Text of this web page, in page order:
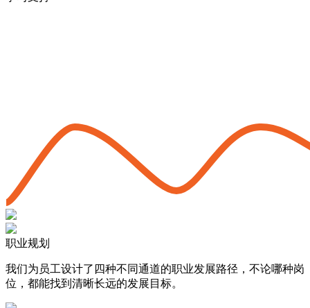
职业规划
我们为员工设计了四种不同通道的职业发展路径，不论哪种岗
位，都能找到清晰长远的发展目标。